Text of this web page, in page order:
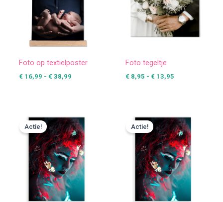
Foto op textielposter
€16,99 - €38,99
Foto tegeltje
€8,95 - €13,95
Actie!
€ 24,99
tot
€ 427,49
Actie!
€ 25,49
tot
€ 424,99